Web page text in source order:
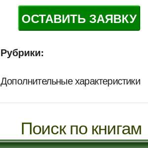
ОСТАВИТЬ ЗАЯВКУ
Рубрики:
Дополнительные характеристики
Поиск по книгам